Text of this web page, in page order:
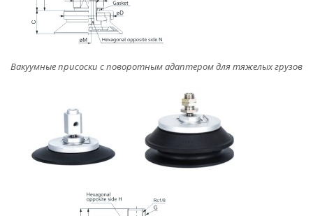
Вакуумные присоски с поворотным адаптером для тяжелых грузов